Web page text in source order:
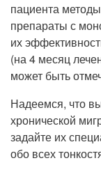
пациента
препараты с
их
(на 4 месяц
может быть
Надеемся, что
хронической
задайте их
обо всех